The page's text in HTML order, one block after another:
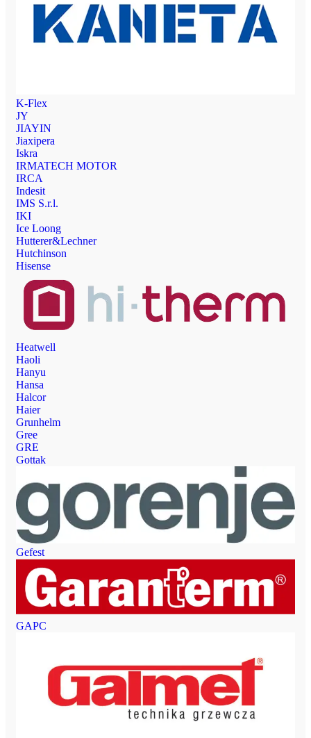
K-Flex
JY
JIAYIN
Jiaxipera
Iskra
IRMATECH MOTOR
IRCA
Indesit
IMS S.r.l.
IKI
Ice Loong
Hutterer&Lechner
Hutchinson
Hisense
Heatwell
Haoli
Hanyu
Hansa
Halcor
Haier
Grunhelm
Gree
GRE
Gottak
Gefest
GAPC